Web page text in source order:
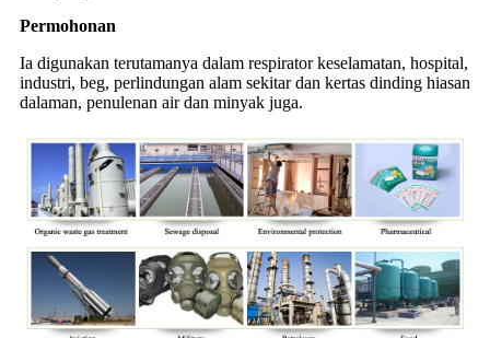
Permohonan
Ia digunakan terutamanya dalam respirator keselamatan, hospital,
industri, beg, perlindungan alam sekitar dan kertas dinding hiasan
dalaman, penulenan air dan minyak juga.